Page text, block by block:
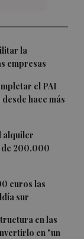
la
empresas
el PAI
hace más
alquiler
de 200.000
euros las
sur
en las
en "un